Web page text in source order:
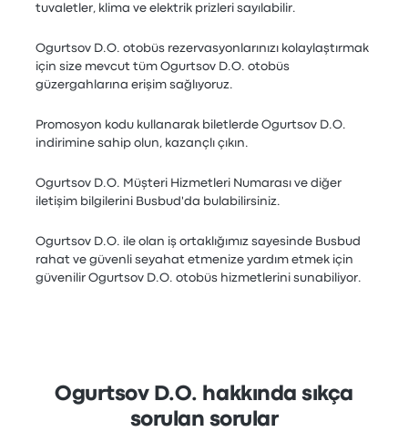
tuvaletler, klima ve elektrik prizleri sayılabilir.
Ogurtsov D.O. otobüs rezervasyonlarınızı kolaylaştırmak
için size mevcut tüm Ogurtsov D.O. otobüs
güzergahlarına erişim sağlıyoruz.
Promosyon kodu kullanarak biletlerde Ogurtsov D.O.
indirimine sahip olun, kazançlı çıkın.
Ogurtsov D.O. Müşteri Hizmetleri Numarası ve diğer
iletişim bilgilerini Busbud'da bulabilirsiniz.
Ogurtsov D.O. ile olan iş ortaklığımız sayesinde Busbud
rahat ve güvenli seyahat etmenize yardım etmek için
güvenilir Ogurtsov D.O. otobüs hizmetlerini sunabiliyor.
Ogurtsov D.O. hakkında sıkça
sorulan sorular